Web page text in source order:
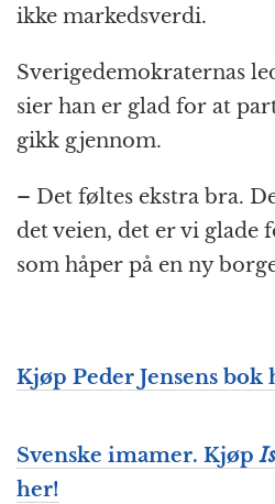
ikke markedsverdi.
Sverigedemokraternas
sier han er glad for at
gikk gjennom.
– Det føltes ekstra bra.
det veien, det er vi glade
som håper på en ny
Kjøp Peder Jensens bok
Svenske imamer. Kjøp
her!